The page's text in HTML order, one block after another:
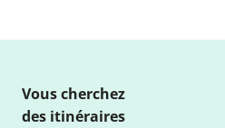
Vous cherchez
des itinéraires